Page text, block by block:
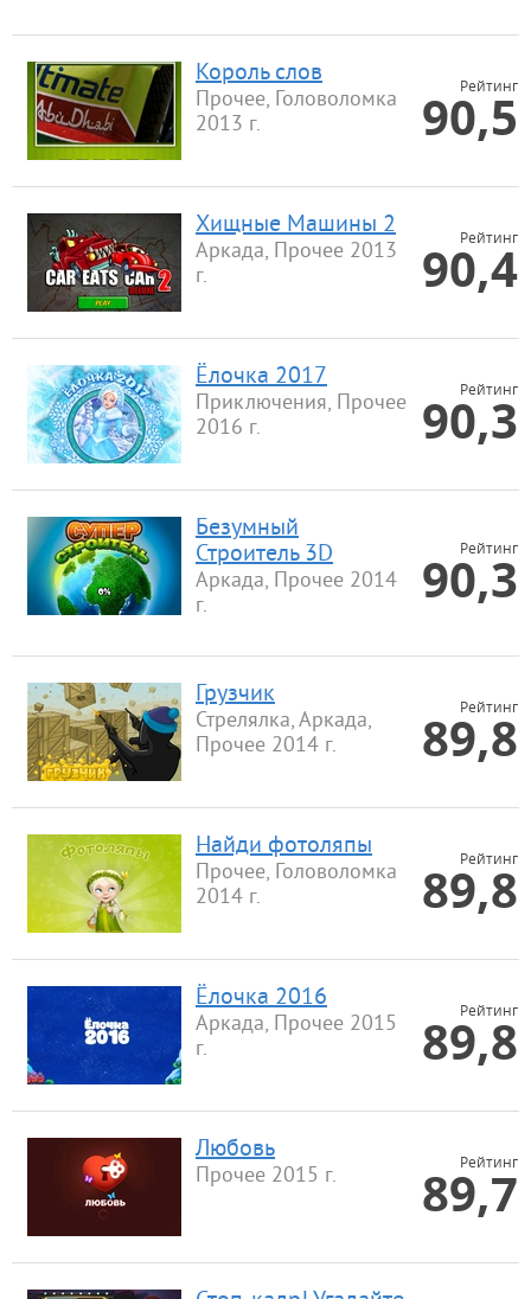
Король слов
Прочее, Головоломка
2013 г.
Рейтинг
90,5
Хищные Машины 2
Аркада, Прочее 2013
г.
Рейтинг
90,4
Ёлочка 2017
Приключения, Прочее
2016 г.
Рейтинг
90,3
Безумный
Строитель 3D
Аркада, Прочее 2014
г.
Рейтинг
90,3
Грузчик
Стрелялка, Аркада,
Прочее 2014 г.
Рейтинг
89,8
Найди фотоляпы
Прочее, Головоломка
2014 г.
Рейтинг
89,8
Ёлочка 2016
Аркада, Прочее 2015
г.
Рейтинг
89,8
Любовь
Прочее 2015 г.
Рейтинг
89,7